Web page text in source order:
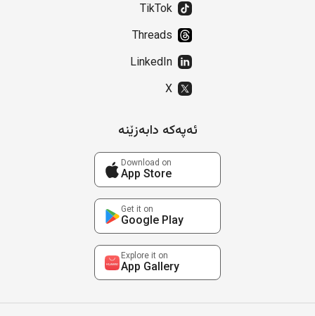
TikTok
Threads
LinkedIn
X
ئەپەکە دابەزێنە
Download on
App Store
Get it on
Google Play
Explore it on
App Gallery